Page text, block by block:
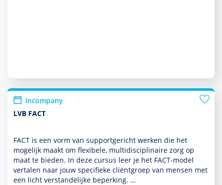
Incompany
LVB FACT
FACT is een vorm van supportgericht werken die het
moge­lijk maakt om flexibele, multi­discipli­naire zorg op
maat te bieden. In deze cursus leer je het FACT-model
vertalen naar jouw speci­fieke cliëntgroep van mensen met
een licht ver­stande­lijke beper­king. …